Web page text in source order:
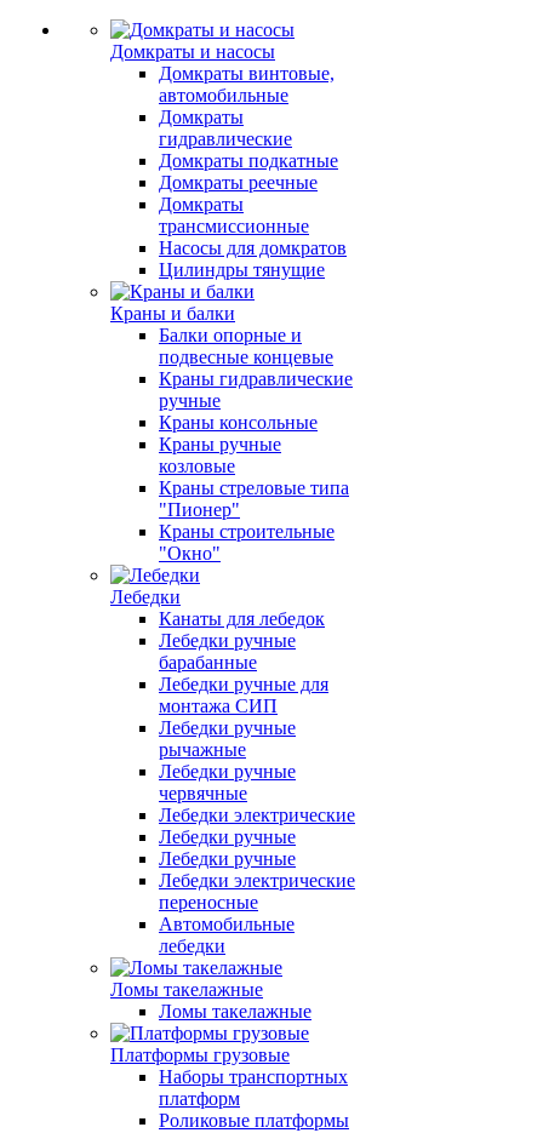
Домкраты и насосы
Домкраты винтовые,
автомобильные
Домкраты
гидравлические
Домкраты подкатные
Домкраты реечные
Домкраты
трансмиссионные
Насосы для домкратов
Цилиндры тянущие
Краны и балки
Балки опорные и
подвесные концевые
Краны гидравлические
ручные
Краны консольные
Краны ручные
козловые
Краны стреловые типа
"Пионер"
Краны строительные
"Окно"
Лебедки
Канаты для лебедок
Лебедки ручные
барабанные
Лебедки ручные для
монтажа СИП
Лебедки ручные
рычажные
Лебедки ручные
червячные
Лебедки электрические
Лебедки ручные
Лебедки ручные
Лебедки электрические
переносные
Автомобильные
лебедки
Ломы такелажные
Ломы такелажные
Платформы грузовые
Наборы транспортных
платформ
Роликовые платформы